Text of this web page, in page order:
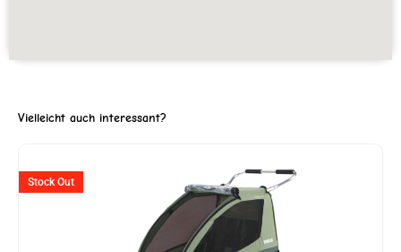
Vielleicht auch interessant?
Stock Out
Ursprünglicher
Preis
war: